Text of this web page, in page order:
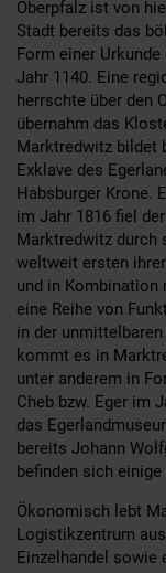
Oberpfalz ist von
Stadt bereits das
Form einer
Jahr 1140. Eine
herrschte über den
übernahm das
Marktredwitz bildet
Exklave des
Habsburger Krone.
im Jahr 1816 fiel
Marktredwitz durch
weltweit ersten
und in Kombination
eine Reihe von
in der
kommt es in
unter anderem in
Cheb bzw. Eger im
das
bereits Johann
befinden sich
Ökonomisch lebt
Logistikzentrum
Einzelhandel sowie